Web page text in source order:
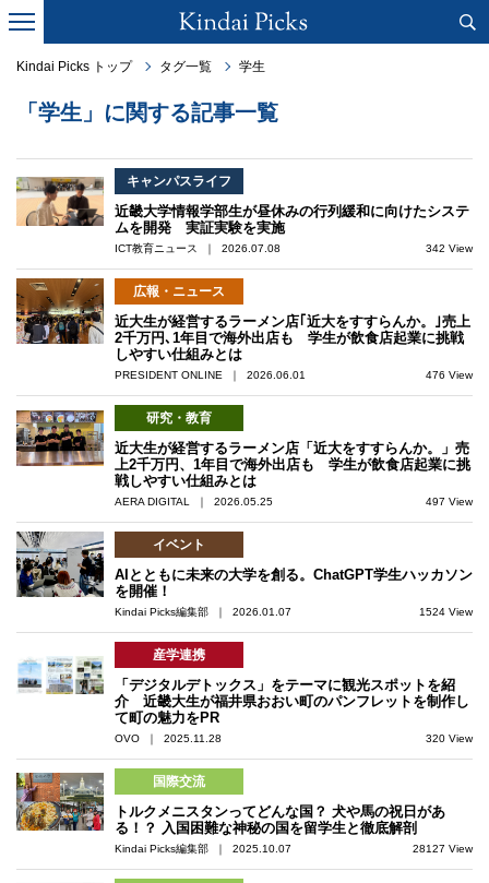
Kindai Picks トップ タグ一覧 学生
「学生」に関する記事一覧
キャンパスライフ
近畿大学情報学部生が昼休みの行列緩和に向けたシステ
ムを開発 実証実験を実施
ICT教育ニュース ｜ 2026.07.08 342 View
広報・ニュース
近大生が経営するラーメン店｢近大をすすらんか。｣売上
2千万円､1年目で海外出店も 学生が飲食店起業に挑戦
しやすい仕組みとは
PRESIDENT ONLINE ｜ 2026.06.01 476 View
研究・教育
近大生が経営するラーメン店「近大をすすらんか。」売
上2千万円、1年目で海外出店も 学生が飲食店起業に挑
戦しやすい仕組みとは
AERA DIGITAL ｜ 2026.05.25 497 View
イベント
AIとともに未来の大学を創る。ChatGPT学生ハッカソン
を開催！
Kindai Picks編集部 ｜ 2026.01.07 1524 View
産学連携
「デジタルデトックス」をテーマに観光スポットを紹
介 近畿大生が福井県おおい町のパンフレットを制作し
て町の魅力をPR
OVO ｜ 2025.11.28 320 View
国際交流
トルクメニスタンってどんな国？ 犬や馬の祝日があ
る！？ 入国困難な神秘の国を留学生と徹底解剖
Kindai Picks編集部 ｜ 2025.10.07 28127 View